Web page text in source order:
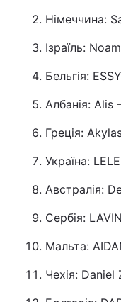
Німеччина:
Ізраїль:
Бельгія:
Албанія: Alis
Греція:
Україна:
Австралія:
Сербія:
Мальта:
Чехія: Daniel